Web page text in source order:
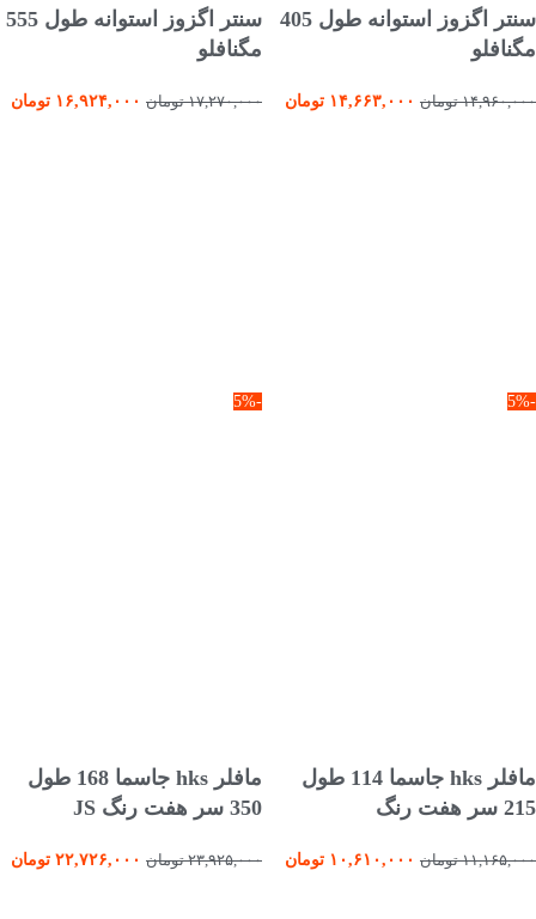
سنتر اگزوز استوانه طول 405
مگنافلو
۱۴,۹۶۰,۰۰۰ تومان ۱۴,۶۶۳,۰۰۰ تومان
سنتر اگزوز استوانه طول 555
مگنافلو
۱۷,۲۷۰,۰۰۰ تومان ۱۶,۹۲۴,۰۰۰ تومان
-5%
مافلر hks جاسما 114 طول
215 سر هفت رنگ
۱۱,۱۶۵,۰۰۰ تومان ۱۰,۶۱۰,۰۰۰ تومان
-5%
مافلر hks جاسما 168 طول
350 سر هفت رنگ JS
۲۳,۹۲۵,۰۰۰ تومان ۲۲,۷۲۶,۰۰۰ تومان